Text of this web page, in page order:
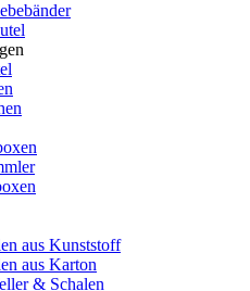
aus Kunststoff
aus Karton
& Schalen